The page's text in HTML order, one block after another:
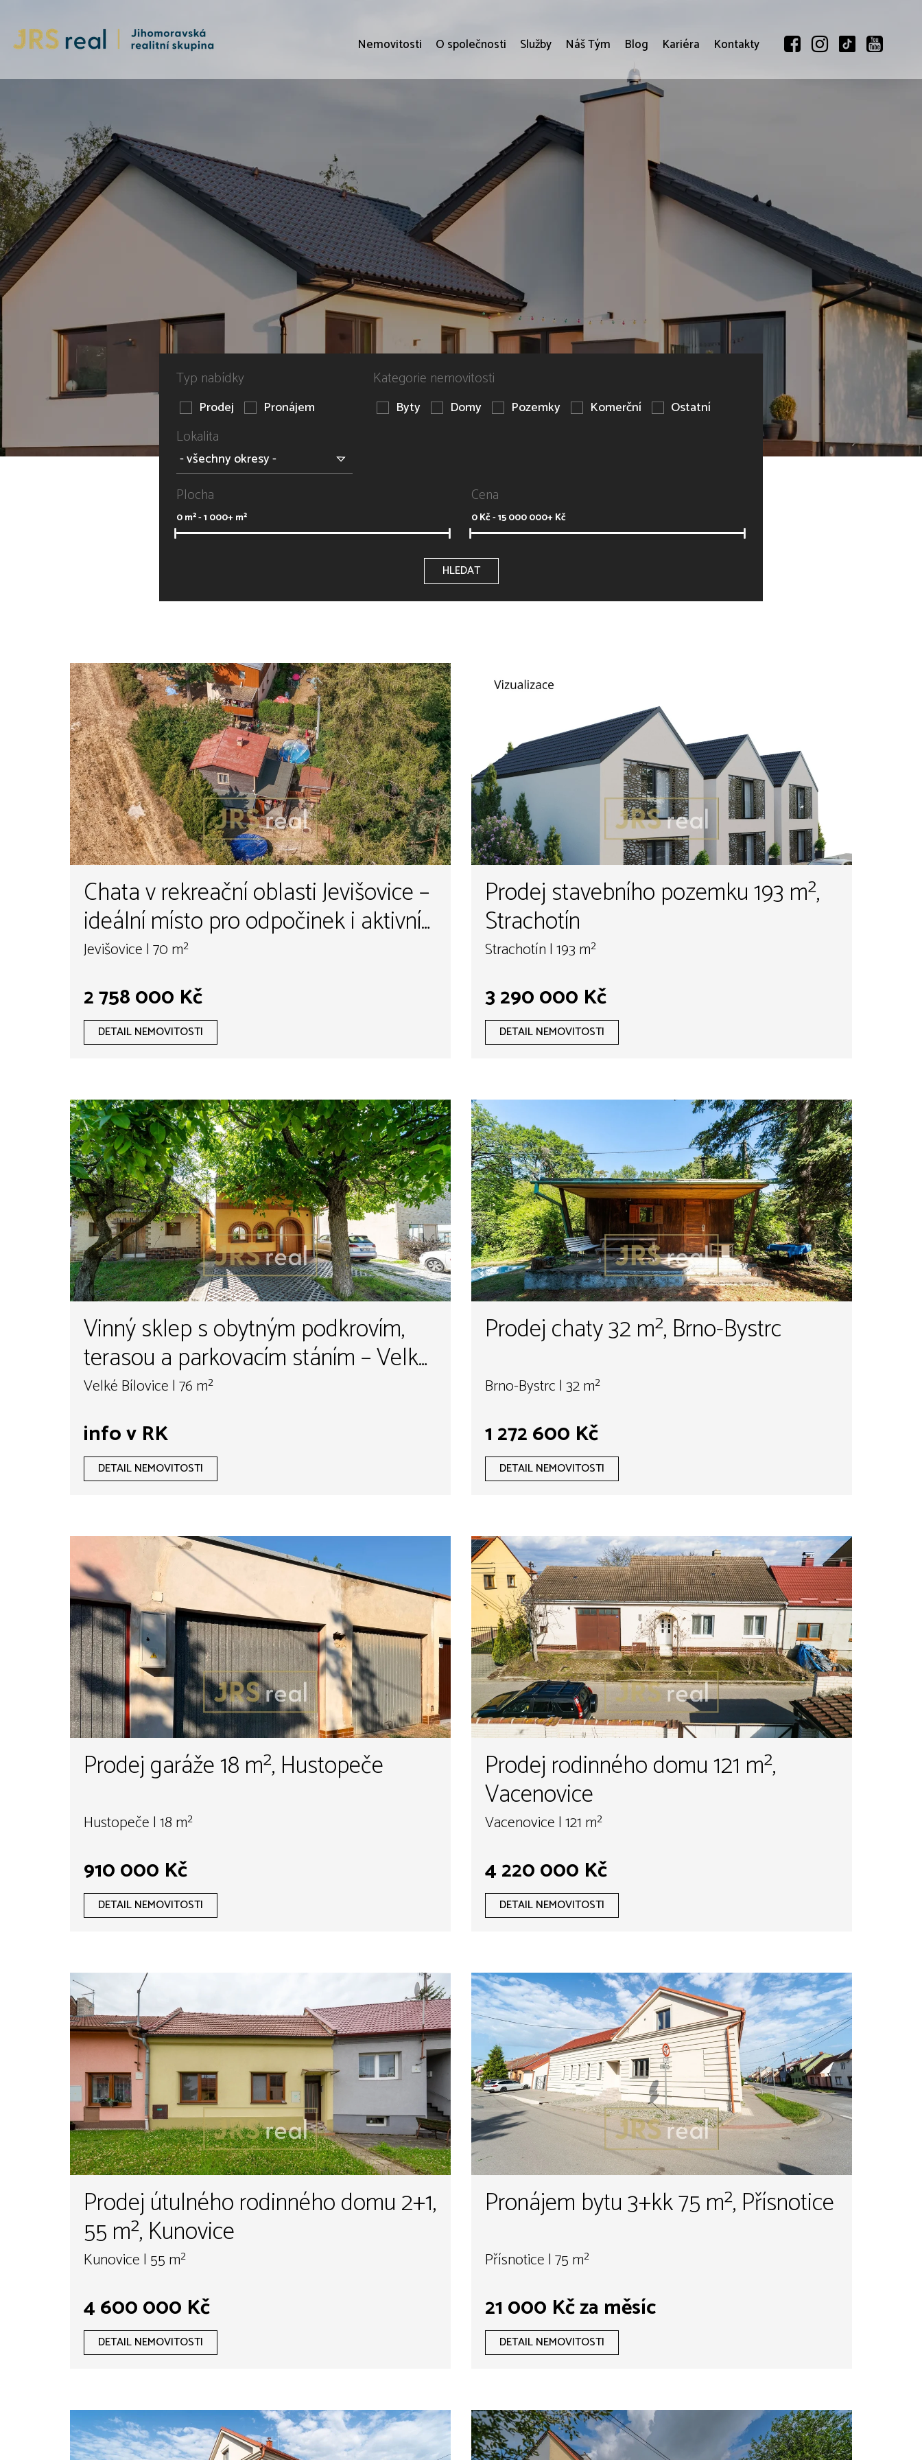
Nemovitosti O společnosti Služby Náš Tým Blog Kariéra Kontakty
Typ nabídky
Prodej Pronájem
Lokalita
Kategorie nemovitosti
Byty Domy Pozemky Komerční Ostatní
Plocha
0m² -1 000+m²
Cena
0Kč -15 000 000+Kč
HLEDAT
Chata v rekreační oblasti Jevišovice –
ideální místo pro odpočinek i aktivní
víkendy
Jevišovice | 70 m²
2 758 000 Kč
DETAIL NEMOVITOSTI
Prodej stavebního pozemku 193 m²,
Strachotín
Strachotín | 193 m²
3 290 000 Kč
DETAIL NEMOVITOSTI
Vinný sklep s obytným podkrovím,
terasou a parkovacím stáním – Velké
Bílovice
Velké Bílovice | 76 m²
info v RK
DETAIL NEMOVITOSTI
Prodej chaty 32 m², Brno-Bystrc
Brno-Bystrc | 32 m²
1 272 600 Kč
DETAIL NEMOVITOSTI
Prodej garáže 18 m², Hustopeče
Hustopeče | 18 m²
910 000 Kč
DETAIL NEMOVITOSTI
Prodej rodinného domu 121 m²,
Vacenovice
Vacenovice | 121 m²
4 220 000 Kč
DETAIL NEMOVITOSTI
Prodej útulného rodinného domu 2+1,
55 m², Kunovice
Kunovice | 55 m²
4 600 000 Kč
DETAIL NEMOVITOSTI
Pronájem bytu 3+kk 75 m², Přísnotice
Přísnotice | 75 m²
21 000 Kč za měsíc
DETAIL NEMOVITOSTI